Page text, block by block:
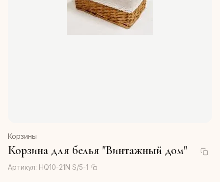
Корзины
Корзина для белья "Винтажный дом"
Артикул: HQ10-21N S/5-1